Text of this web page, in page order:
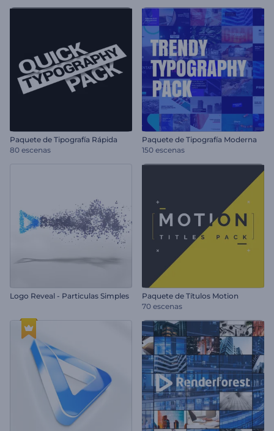
Paquete de Tipografía Rápida
80 escenas
Paquete de Tipografía Moderna
150 escenas
Logo Reveal - Particulas Simples
Paquete de Títulos Motion
70 escenas